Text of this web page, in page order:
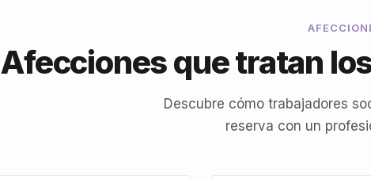
Afecciones que tratan
Descubre cómo trabajadores
reserva con un